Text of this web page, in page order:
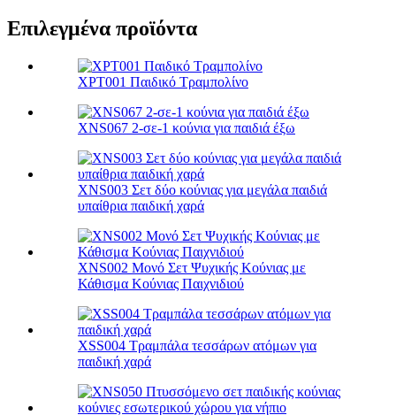
Επιλεγμένα προϊόντα
XPT001 Παιδικό Τραμπολίνο
XNS067 2-σε-1 κούνια για παιδιά έξω
XNS003 Σετ δύο κούνιας για μεγάλα παιδιά
υπαίθρια παιδική χαρά
XNS002 Μονό Σετ Ψυχικής Κούνιας με
Κάθισμα Κούνιας Παιχνιδιού
XSS004 Τραμπάλα τεσσάρων ατόμων για
παιδική χαρά